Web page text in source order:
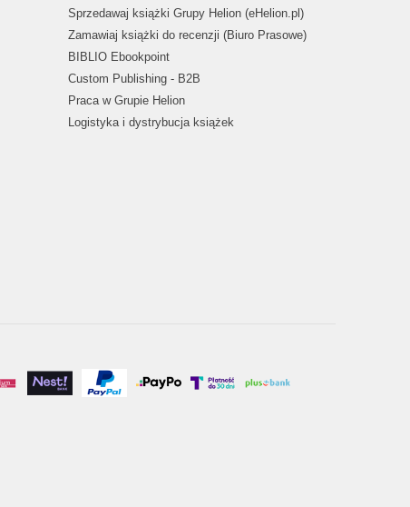
Sprzedawaj książki Grupy Helion (eHelion.pl)
Zamawiaj książki do recenzji (Biuro Prasowe)
BIBLIO Ebookpoint
Custom Publishing - B2B
Praca w Grupie Helion
Logistyka i dystrybucja książek